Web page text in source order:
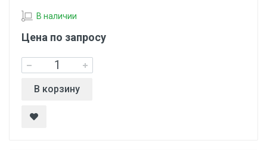
В наличии
Цена по запросу
В корзину